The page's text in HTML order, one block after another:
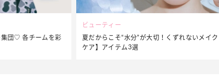
夏だからこそ“水分”が大切！くずれないメイクをつくる【保湿